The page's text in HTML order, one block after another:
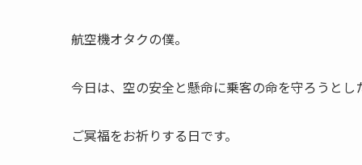
航空機オタクの僕。
今日は、空の安全と懸命に乗客の命を守ろうとし
ご冥福をお祈りする日です。